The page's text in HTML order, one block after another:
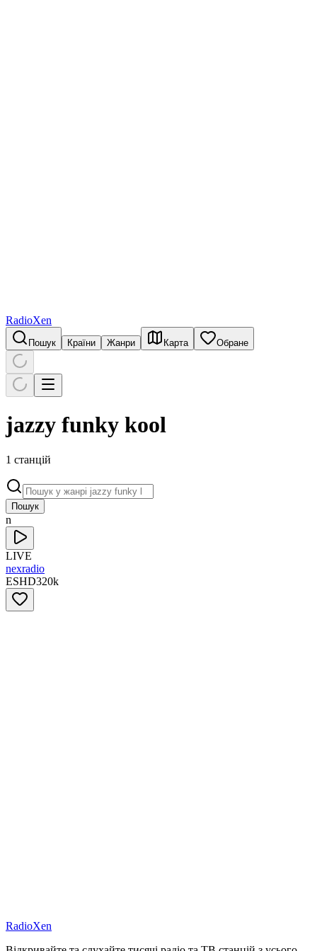
RadioXen
Пошук Країни Жанри Карта Обране
jazzy funky kool
1 станцій
Пошук
n
LIVE
nexradio
ESHD320k
RadioXen